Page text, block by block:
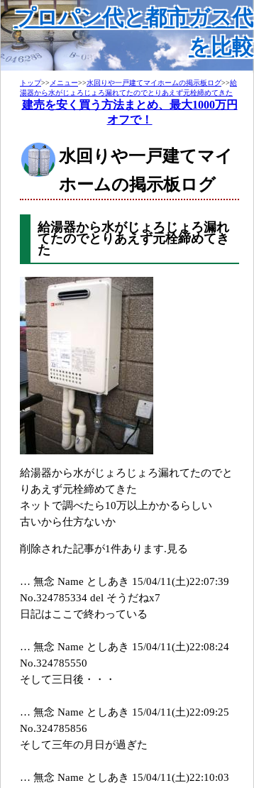
プロパン代と都市ガス代
を比較
トップ>> メニュー>>水回りや一戸建てマイホームの掲示板ログ>>給
湯器から水がじょろじょろ漏れてたのでとりあえず元栓締めてきた
建売を安く買う方法まとめ、最大1000万円
オフで！
水回りや一戸建てマイ
ホームの掲示板ログ
給湯器から水がじょろじょろ漏れ
てたのでとりあえず元栓締めてき
た
給湯器から水がじょろじょろ漏れてたのでと
りあえず元栓締めてきた
ネットで調べたら10万以上かかるらしい
古いから仕方ないか
削除された記事が1件あります.見る
… 無念 Name としあき 15/04/11(土)22:07:39
No.324785334 del そうだねx7
日記はここで終わっている
… 無念 Name としあき 15/04/11(土)22:08:24
No.324785550
そして三日後・・・
… 無念 Name としあき 15/04/11(土)22:09:25
No.324785856
そして三年の月日が過ぎた
… 無念 Name としあき 15/04/11(土)22:10:03